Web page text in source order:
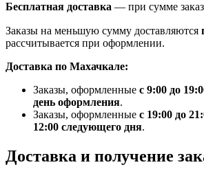
Бесплатная доставка — при сумме
Заказы на меньшую сумму доставляются
рассчитывается при оформлении.
Доставка по Махачкале:
Заказы, оформленные с 9:00 до
день оформления.
Заказы, оформленные с 19:00 до
12:00 следующего дня.
Доставка и получение